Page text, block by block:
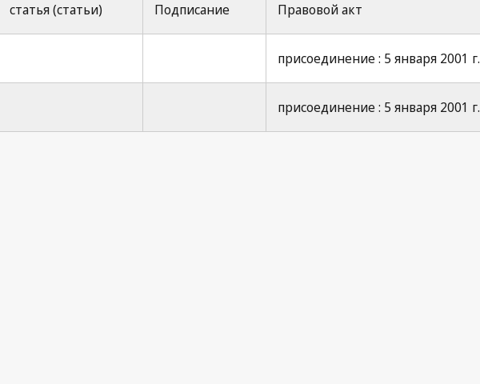
статья (статьи) Подписание Правовой акт
присоединение : 5 января 2001 г.
присоединение : 5 января 2001 г.